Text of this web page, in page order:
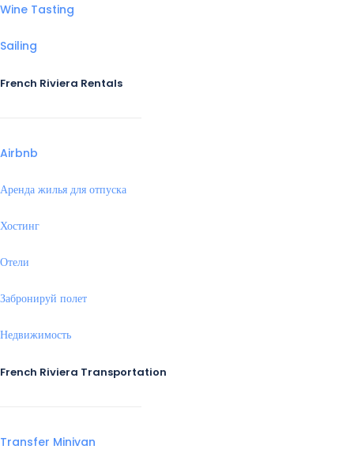
Wine Tasting
Sailing
French Riviera Rentals
Airbnb
Аренда жилья для отпуска
Хостинг
Отели
Забронируй полет
Недвижимость
French Riviera Transportation
Transfer Minivan